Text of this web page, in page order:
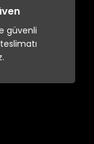
güvenli